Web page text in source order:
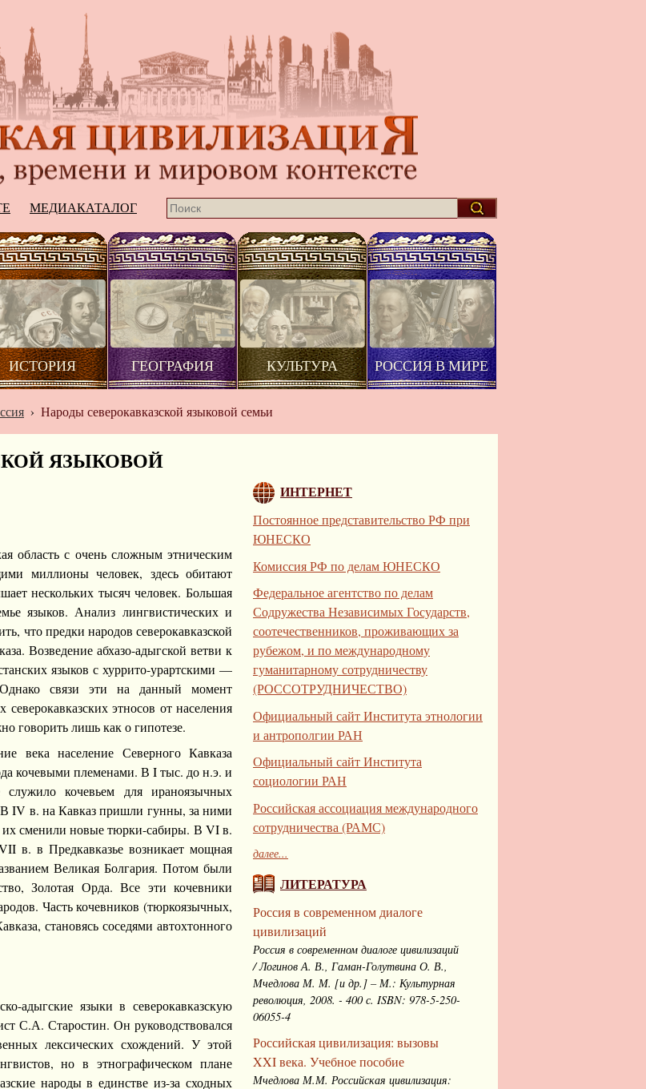
МЕДИАКАТАЛОГ
ИСТОРИЯ ГЕОГРАФИЯ КУЛЬТУРА РОССИЯ В МИРЕ
› Народы северокавказской языковой семьи
ЯЗЫКОВОЙ
область с очень сложным этническим
миллионы человек, здесь обитают
нескольких тысяч человек. Большая
языков. Анализ лингвистических и
что предки народов северокавказской
Возведение абхазо-адыгской ветви к
языков с хуррито-урартскими —
связи эти на данный момент
этносов от населения
говорить лишь как о гипотезе.
века население Северного Кавказа
кочевыми племенами. В I тыс. до н.э. и
кочевьем для ираноязычных
IV в. на Кавказ пришли гунны, за ними
сменили новые тюрки-сабиры. В VI в.
в. в Предкавказье возникает мощная
Великая Болгария. Потом были
Золотая Орда. Все эти кочевники
Часть кочевников (тюркоязычных,
становясь соседями автохтонного
адыгские языки в северокавказскую
С.А. Старостин. Он руководствовался
лексических схождений. У этой
но в этнографическом плане
народы в единстве из-за сходных
ИНТЕРНЕТ
Постоянное представительство РФ при
ЮНЕСКО
Комиссия РФ по делам ЮНЕСКО
Федеральное агентство по делам
Содружества Независимых Государств,
соотечественников, проживающих за
рубежом, и по международному
гуманитарному сотрудничеству
(РОССОТРУДНИЧЕСТВО)
Официальный сайт Института этнологии
и антрополгии РАН
Официальный сайт Института
социологии РАН
Российская ассоциация международного
сотрудничества (РАМС)
далее...
ЛИТЕРАТУРА
Россия в современном диалоге
цивилизаций
Россия в современном диалоге цивилизаций
/ Логинов А. В., Гаман-Голутвина О. В.,
Мчедлова М. М. [и др.] – М.: Культурная
революция, 2008. - 400 с. ISBN: 978-5-250-
06055-4
Российская цивилизация: вызовы
XXI века. Учебное пособие
Мчедлова М.М. Российская цивилизация: